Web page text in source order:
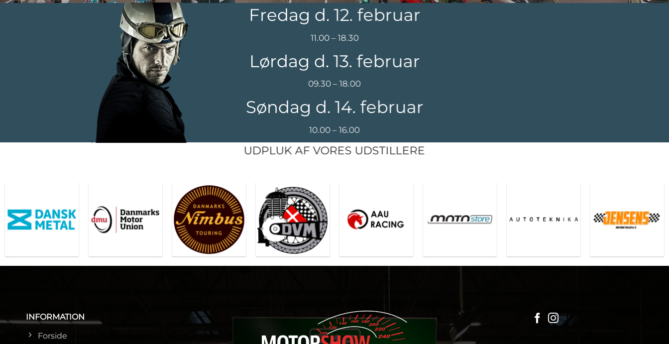
Fredag d. 12. februar
11.00 – 18.30
Lørdag d. 13. februar
09.30 – 18.00
Søndag d. 14. februar
10.00 – 16.00
UDPLUK AF VORES UDSTILLERE
INFORMATION
Forside